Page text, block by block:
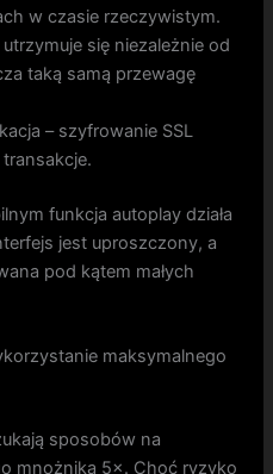
w czasie rzeczywistym.
utrzymuje się niezależnie od
taką samą przewagę
– szyfrowanie SSL
funkcja autoplay działa
jest uproszczony, a
pod kątem małych
maksymalnego
sposobów na
mnożnika 5×. Choć ryzyko